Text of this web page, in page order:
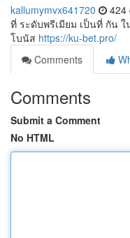
kallumymvx641720 424
ที่ ระดับพรีเมียม เป็นที่ กัน
โบนัส https://ku-bet.pro/
Comments
Comments
Submit a Comment
No HTML